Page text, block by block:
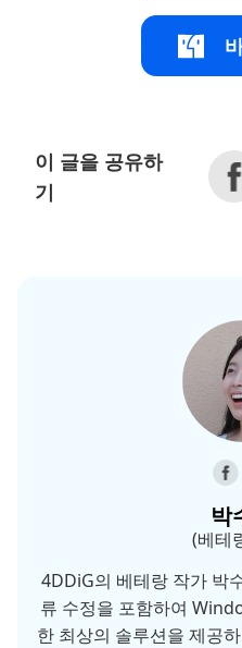
이 글을 공유하
기
박
(베테
4DDiG의 베테랑 작가 박
류 수정을 포함하여
한 최상의 솔루션을 제공